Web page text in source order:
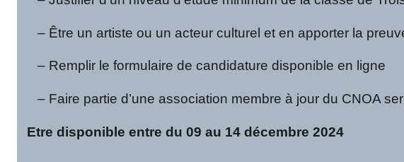
– Être un artiste ou un acteur culturel et en apporter la
– Remplir le formulaire de candidature disponible en ligne
– Faire partie d’une association membre à jour du CNOA
Etre disponible entre du 09 au 14 décembre 2024